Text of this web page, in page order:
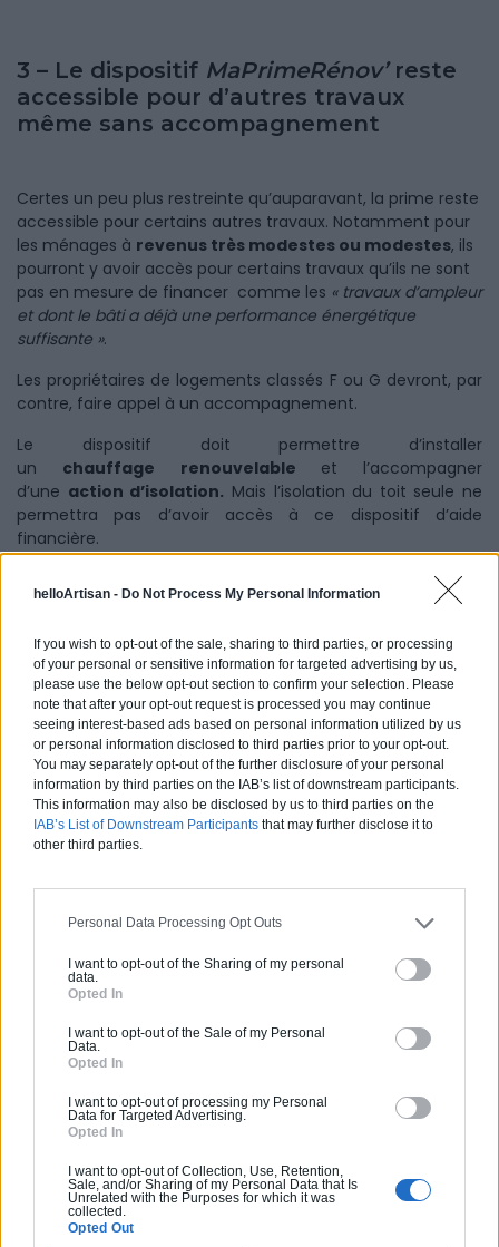
helloArtisan - Do Not Process My Personal Information
If you wish to opt-out of the sale, sharing to third parties, or processing
of your personal or sensitive information for targeted advertising by us,
please use the below opt-out section to confirm your selection. Please
note that after your opt-out request is processed you may continue
seeing interest-based ads based on personal information utilized by us
or personal information disclosed to third parties prior to your opt-out.
You may separately opt-out of the further disclosure of your personal
information by third parties on the IAB’s list of downstream participants.
This information may also be disclosed by us to third parties on the
IAB’s List of Downstream Participants that may further disclose it to
other third parties.
Personal Data Processing Opt Outs
I want to opt-out of the Sharing of my personal
data.
Opted In
I want to opt-out of the Sale of my Personal
Data.
Opted In
I want to opt-out of processing my Personal
Data for Targeted Advertising.
Opted In
I want to opt-out of Collection, Use, Retention,
Sale, and/or Sharing of my Personal Data that Is
Unrelated with the Purposes for which it was
collected.
Opted Out
3 – Le dispositif MaPrimeRénov’reste
accessible pour d’autres travaux
même sans accompagnement
Certes un peu plus restreinte qu’auparavant, la prime reste
accessible pour certains autres travaux. Notamment pour
les ménages à revenus très modestes ou modestes, ils
pourront y avoir accès pour certains travaux qu’ils ne sont
pas en mesure de financer comme les « travaux d’ampleur
et dont le bâti a déjà une performance énergétique
suffisante ».
Les propriétaires de logements classés F ou G devront, par
contre, faire appel à un accompagnement.
Le dispositif doit permettre d’installer
un chauffage renouvelable et l’accompagner
d’une action d’isolation. Mais l’isolation du toit seule ne
permettra pas d’avoir accès à ce dispositif d’aide
financière.
est strictement
encadré par rapport à l’année précédente. Ainsi des
fonction de la performance des gestes ». De plus, le
communiqué évoque également que l’aide prévoit « une
amélioration des forfaits pour l’installation d’une pompe à
chaleur air/eau ou géothermique ».
Pour anticiper sur ces nouvelles mesures, beaucoup de
ménages commencent à réfléchir pour mettre en place
certains travaux et à demander des devis auprès de
équipement de chauffage ou installation d’un système de
ventilation…). Si la base de ce dispositif est déjà posée,
améliorations et éclaircissements pourront encore être
apportés.